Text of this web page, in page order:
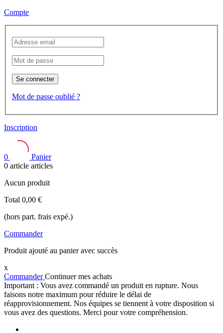
Compte
Se connecter
Mot de passe oublié ?
Inscription
0
Panier
0 article articles
Aucun produit
Total 0,00 €
(hors part. frais expé.)
Commander
Produit ajouté au panier avec succès
x
CommanderContinuer mes achats
Important : Vous avez commandé un produit en rupture. Nous
faisons notre maximum pour réduire le délai de
réapprovisionnement. Nos équipes se tiennent à votre disposition si
vous avez des questions. Merci pour votre compréhension.